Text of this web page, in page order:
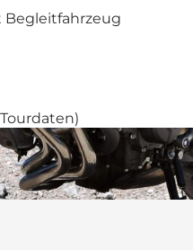
Begleitfahrzeug